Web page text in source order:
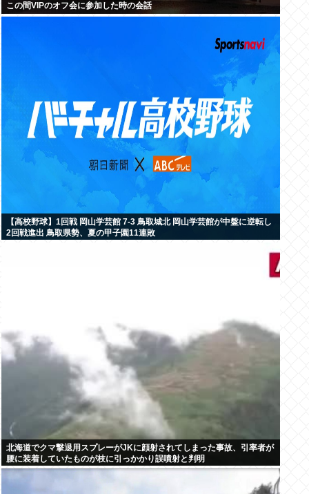
この間VIPのオフ会に参加した時の会話
【高校野球】1回戦 岡山学芸館 7-3 鳥取城北 岡山学芸館が中盤に逆転し
2回戦進出 鳥取県勢、夏の甲子園11連敗
北海道でクマ撃退用スプレーがJKに顔射されてしまった事故、引率者が
腰に装着していたものが枝に引っかかり誤噴射と判明